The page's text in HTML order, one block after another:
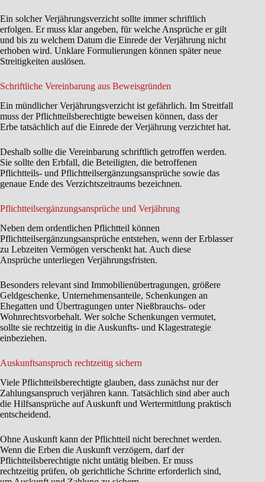
Ein solcher Verjährungsverzicht sollte immer schriftlich
erfolgen. Er muss klar angeben, für welche Ansprüche er gilt
und bis zu welchem Datum die Einrede der Verjährung nicht
erhoben wird. Unklare Formulierungen können später neue
Streitigkeiten auslösen.
Schriftliche Vereinbarung aus Beweisgründen
Ein mündlicher Verjährungsverzicht ist gefährlich. Im Streitfall
muss der Pflichtteilsberechtigte beweisen können, dass der
Erbe tatsächlich auf die Einrede der Verjährung verzichtet hat.
Deshalb sollte die Vereinbarung schriftlich getroffen werden.
Sie sollte den Erbfall, die Beteiligten, die betroffenen
Pflichtteils- und Pflichtteilsergänzungsansprüche sowie das
genaue Ende des Verzichtszeitraums bezeichnen.
Pflichtteilsergänzungsansprüche und Verjährung
Neben dem ordentlichen Pflichtteil können
Pflichtteilsergänzungsansprüche entstehen, wenn der Erblasser
zu Lebzeiten Vermögen verschenkt hat. Auch diese
Ansprüche unterliegen Verjährungsfristen.
Besonders relevant sind Immobilienübertragungen, größere
Geldgeschenke, Unternehmensanteile, Schenkungen an
Ehegatten und Übertragungen unter Nießbrauchs- oder
Wohnrechtsvorbehalt. Wer solche Schenkungen vermutet,
sollte sie rechtzeitig in die Auskunfts- und Klagestrategie
einbeziehen.
Auskunftsanspruch rechtzeitig sichern
Viele Pflichtteilsberechtigte glauben, dass zunächst nur der
Zahlungsanspruch verjähren kann. Tatsächlich sind aber auch
die Hilfsansprüche auf Auskunft und Wertermittlung praktisch
entscheidend.
Ohne Auskunft kann der Pflichtteil nicht berechnet werden.
Wenn die Erben die Auskunft verzögern, darf der
Pflichtteilsberechtigte nicht untätig bleiben. Er muss
rechtzeitig prüfen, ob gerichtliche Schritte erforderlich sind,